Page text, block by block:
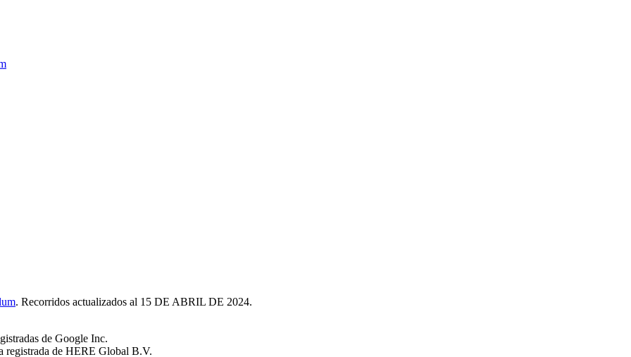
. Recorridos actualizados al 15 DE ABRIL DE 2024.
de Google Inc.
registrada de HERE Global B.V.